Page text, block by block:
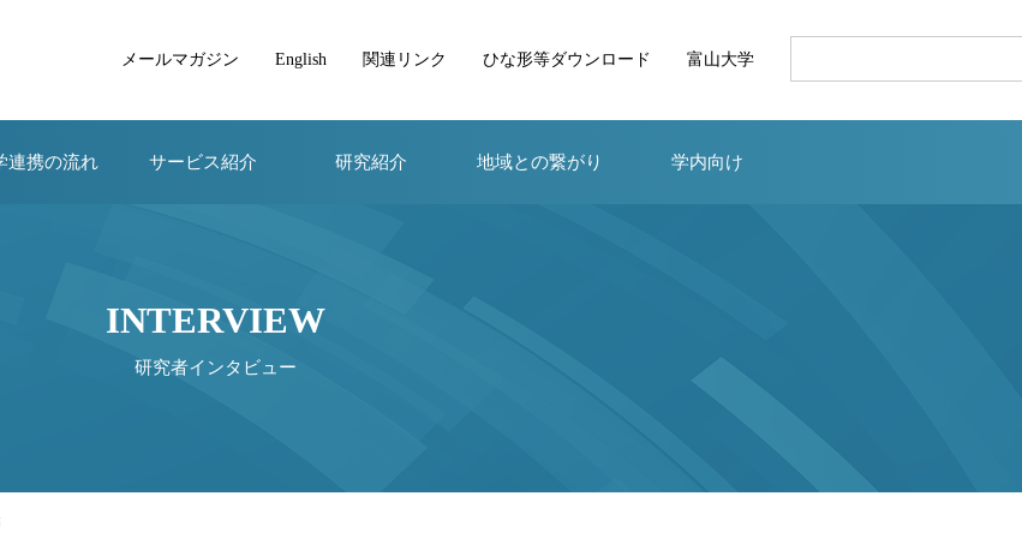
メールマガジン English 関連リンク ひな形等ダウンロード 富山大学
連携の流れ サービス紹介 研究紹介 地域との繋がり 学内向け
INTERVIEW
研究者インタビュー